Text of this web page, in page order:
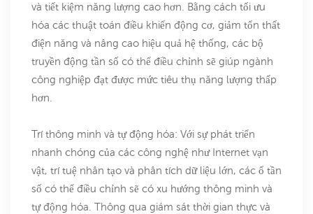
và tiết kiệm năng lượng cao hơn. Bằng cách tối ưu
hóa các thuật toán điều khiển động cơ, giảm tổn thất
điện năng và nâng cao hiệu quả hệ thống, các bộ
truyền động tần số có thể điều chỉnh sẽ giúp ngành
công nghiệp đạt được mức tiêu thụ năng lượng thấp
hơn.
Trí thông minh và tự động hóa: Với sự phát triển
nhanh chóng của các công nghệ như Internet vạn
vật, trí tuệ nhân tạo và phân tích dữ liệu lớn, các ổ tần
số có thể điều chỉnh sẽ có xu hướng thông minh và
tự động hóa. Thông qua giám sát thời gian thực và